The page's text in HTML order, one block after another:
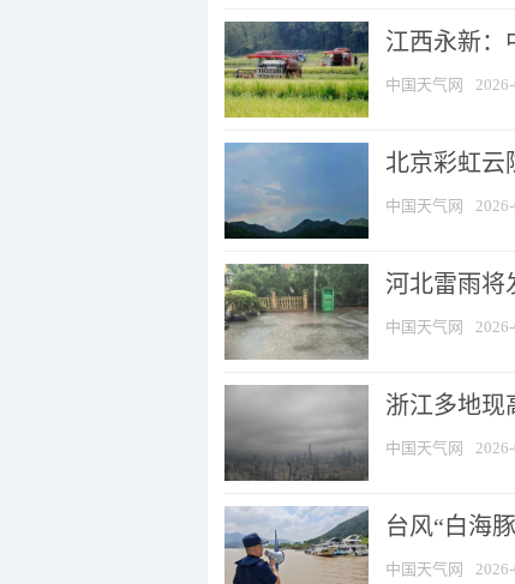
江西永新：
中国天气网
北京彩虹云
中国天气网
河北雷雨将
中国天气网
浙江多地现
中国天气网
台风“白海
中国天气网